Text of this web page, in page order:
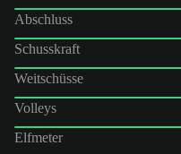
Abschluss
Schusskraft
Weitschüsse
Volleys
Elfmeter